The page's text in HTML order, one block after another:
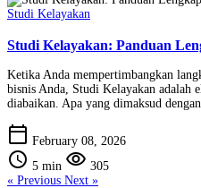
Studi Kelayakan
Studi Kelayakan: Panduan
Ketika Anda mempertimbangkan
bisnis Anda, Studi Kelayakan adalah
diabaikan. Apa yang dimaksud
calendar_today February 08, 2026
schedule 5 min visibility 305
« Previous Next »